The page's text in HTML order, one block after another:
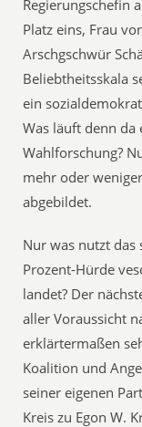
Regierungschefin
Platz eins, Frau
Arschgschwür
Beliebtheitsskala
ein
Was läuft denn da
Wahlforschung?
mehr oder
abgebildet.
Nur was nutzt das
Prozent-Hürde
landet? Der
aller Voraussicht
erklärtermaßen
Koalition und
seiner eigenen
Kreis zu Egon W.